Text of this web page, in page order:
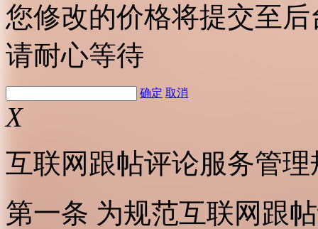
您修改的价格将提交至
请耐心等待
确定 取消
X
互联网跟帖评论服务管理
第一条 为规范互联网跟